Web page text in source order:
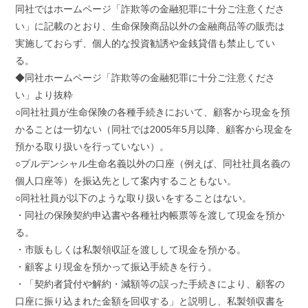
同社ではホームページ「詐欺等の金融犯罪に十分ご注意くださ
い」に記載のとおり、生命保険商品以外の金融商品等の販売は
実施しておらず、個人的な投資勧誘や金銭貸借も禁止してい
る。
◆同社ホームページ「詐欺等の金融犯罪に十分ご注意くださ
い」より抜粋
○同社社員が生命保険の各種手続きにおいて、顧客から現金を預
かることは一切ない（同社では2005年5月以降、顧客から現金を
預かる取り扱いを行っていない）。
○プルデンシャル生命名義以外の口座（例えば、同社社員名義の
個人口座等）を振込先として案内することもない。
○同社社員が以下のような取り扱いをすることはない。
・同社の保険契約申込書や各種社内帳票等を渡して現金を預か
る。
・市販もしくは私製領収証を渡しして現金を預かる。
・顧客より現金を預かって振込手続きを行う。
・「契約者貸付や解約・減額等の誤った手続きにより、顧客の
口座に振り込まれた金額を回収する」と説明し、私製領収書を